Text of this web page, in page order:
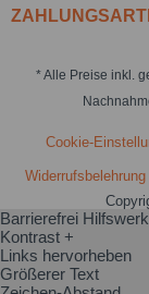
* Alle Preise inkl.
Cookie-
Widerrufsbelehrung
Barrierefrei
Kontrast +
Links hervorheben
Größerer Text